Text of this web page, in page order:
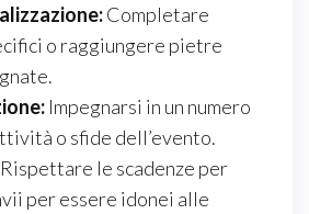
Completare
o raggiungere pietre
Impegnarsi in un numero
o sfide dell’evento.
Rispettare le scadenze per
per essere idonei alle